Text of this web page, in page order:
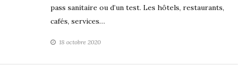
pass sanitaire ou d’un test. Les hôtels, restaurants,
cafés, services…
18 octobre 2020